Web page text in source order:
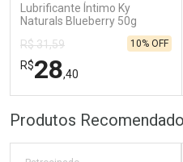
Lubrificante Íntimo Ky
Naturals Blueberry 50g
R$ 31,59
R$28,40
10% OFF
Por Menos
Produtos